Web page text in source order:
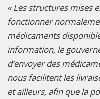
« Les structures mises
fonctionner
médicaments
information, le
d’envoyer des
nous facilitent les
et ailleurs, afin que la